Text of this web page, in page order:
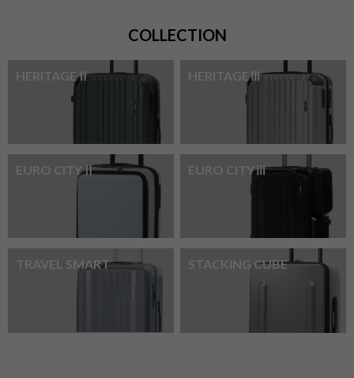
COLLECTION
HERITAGEⅡ HERITAGEⅢ
EURO CITYⅡ EURO CITYⅢ
TRAVEL SMART STACKING CUBE